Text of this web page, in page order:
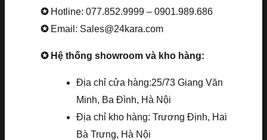
✪ Hotline: 077.852.9999 – 0901.989.686
✪ Email: Sales@24kara.com
✪ Hệ thống showroom và kho hàng:
Địa chỉ cửa hàng:25/73 Giang Văn
Minh, Ba Đình, Hà Nội
Địa chỉ kho hàng: Trương Định, Hai
Bà Trưng, Hà Nội